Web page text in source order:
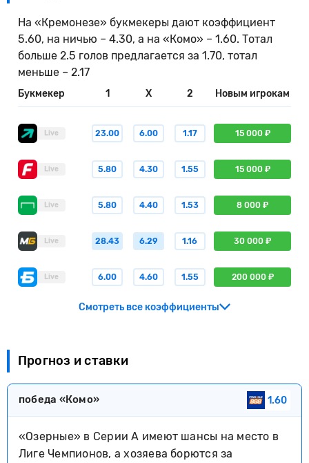
На «Кремонезе» букмекеры дают коэффициент
5.60, на ничью – 4.30, а на «Комо» – 1.60. Тотал
больше 2.5 голов предлагается за 1.70, тотал
меньше – 2.17
Букмекер 1 X 2 Новым игрокам
Live 23.00 6.00 1.17 15 000 ₽
Live 5.80 4.30 1.55 15 000 ₽
Live 5.80 4.40 1.53 8 000 ₽
Live 28.43 6.29 1.16 30 000 ₽
Live 6.00 4.60 1.55 200 000 ₽
Смотреть все коэффициенты
Прогноз и ставки
победа «Комо» 1.60
«Озерные» в Серии А имеют шансы на место в
Лиге Чемпионов, а хозяева борются за